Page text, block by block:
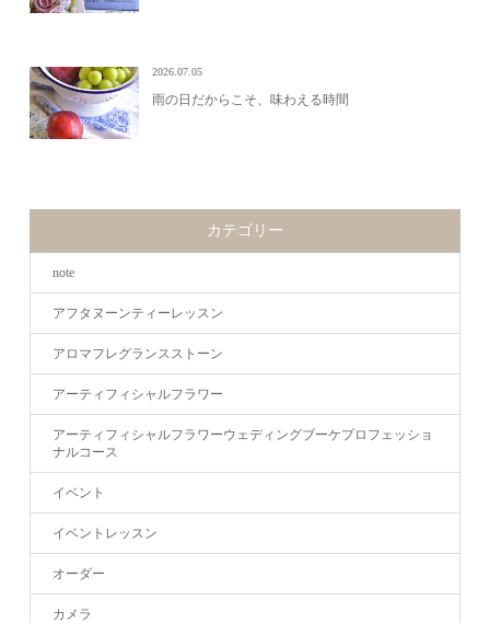
2026.07.05
雨の日だからこそ、味わえる時間
カテゴリー
note
アフタヌーンティーレッスン
アロマフレグランスストーン
アーティフィシャルフラワー
アーティフィシャルフラワーウェディングブーケプロフェッショ
ナルコース
イベント
イベントレッスン
オーダー
カメラ